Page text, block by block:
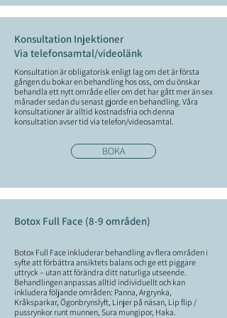
Konsultation Injektioner
Via telefonsamtal/videolänk
Konsultation är obligatorisk enligt lag om det är första
gången du bokar en behandling hos oss, om du önskar
behandla ett nytt område eller om det har gått mer än sex
månader sedan du senast gjorde en behandling. Våra
konsultationer är alltid kostnadsfria och denna
konsultation avser tid via telefon/videosamtal.
BOKA
Botox Full Face (8-9 områden)
Botox Full Face inkluderar behandling av flera områden i
syfte att förbättra ansiktets balans och ge ett piggare
uttryck – utan att förändra ditt naturliga utseende.
Behandlingen anpassas alltid individuellt och kan
inkludera följande områden: Panna, Argrynka,
Kråksparkar, Ögonbrynslyft, Linjer på näsan, Lip flip /
pussrynkor runt munnen, Sura mungipor, Haka.